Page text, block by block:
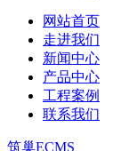
网站首页
走进我们
新闻中心
产品中心
工程案例
联系我们
筑巢ECMS